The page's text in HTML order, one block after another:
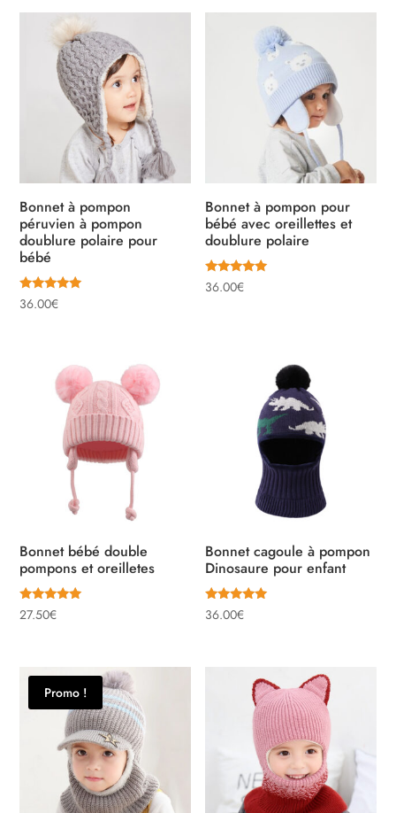
était :
28.00€.
22.00€.
Bonnet à pompon
péruvien à pompon
doublure polaire pour
bébé
Note
5.00
36.00€
Bonnet à pompon pour
bébé avec oreillettes et
doublure polaire
Note
5.00
36.00€
Bonnet bébé double
pompons et oreilletes
Note
5.00
27.50€
Bonnet cagoule à pompon
Dinosaure pour enfant
Note
5.00
36.00€
Promo !